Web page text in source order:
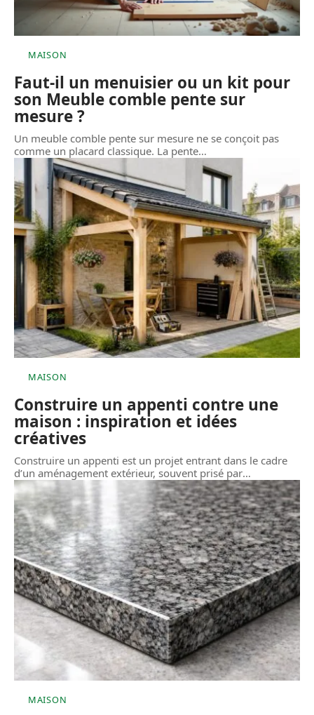
MAISON
Faut-il un menuisier ou un kit pour
son Meuble comble pente sur
mesure ?
Un meuble comble pente sur mesure ne se conçoit pas
comme un placard classique. La pente…
MAISON
Construire un appenti contre une
maison : inspiration et idées
créatives
Construire un appenti est un projet entrant dans le cadre
d’un aménagement extérieur, souvent prisé par…
MAISON